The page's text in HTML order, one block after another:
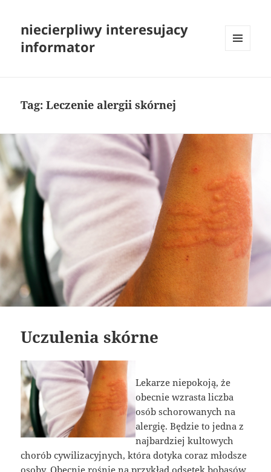
niecierpliwy interesujacy
informator
Tag:Leczenie alergii skórnej
Uczulenia skórne
Lekarze niepokoją, że
obecnie wzrasta liczba
osób schorowanych na
alergię. Będzie to jedna z
najbardziej kultowych
chorób cywilizacyjnych, która dotyka coraz młodsze